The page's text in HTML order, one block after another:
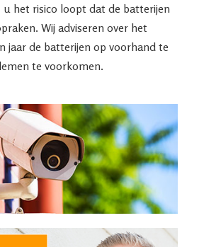
u het risico loopt dat de batterijen
Wij adviseren over het
jaar de batterijen op voorhand te
te voorkomen.